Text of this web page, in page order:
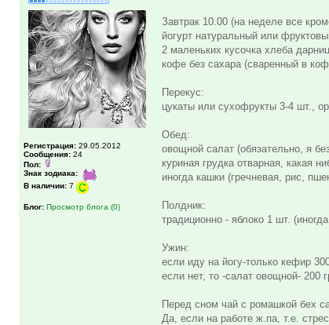
Регистрация: 29.05.2012
Сообщения: 24
Пол:
Знак зодиака:
В наличии: 7
Блог: Просмотр блога (0)
Завтрак 10.00 (на неделе все
йогурт натуральный или
2 маленьких кусочка хлеба
кофе без сахара (сваренный в
Перекус:
цукаты или сухофрукты 3-4 шт.,
Обед:
овощной салат (обязательно, я
куриная грудка отварная, какая
иногда кашки (гречневая, рис,
Полдник:
традиционно - яблоко 1 шт.
Ужин:
если иду на йогу-только кефир
если нет, то -салат овощной- 200
Перед сном чай с ромашкой бех
Да, если на работе ж.па, т.е.